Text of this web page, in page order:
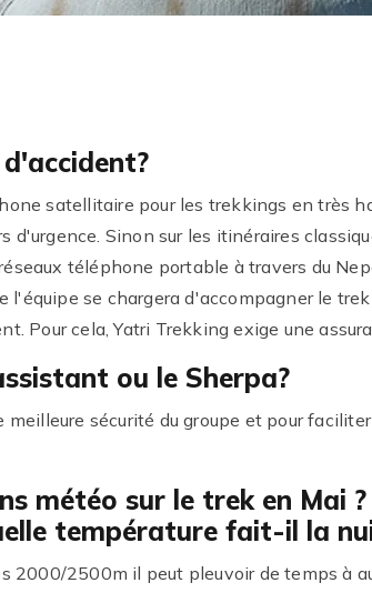
satellitaire pour les trekkings en très
d'urgence. Sinon sur les itinéraires
téléphone portable à travers du
l'équipe se chargera d'accompagner le
Pour cela, Yatri Trekking exige une
ou le Sherpa?
sécurité du groupe et pour
météo sur le trek en Mai
température fait-il la
2000/2500m il peut pleuvoir de temps à